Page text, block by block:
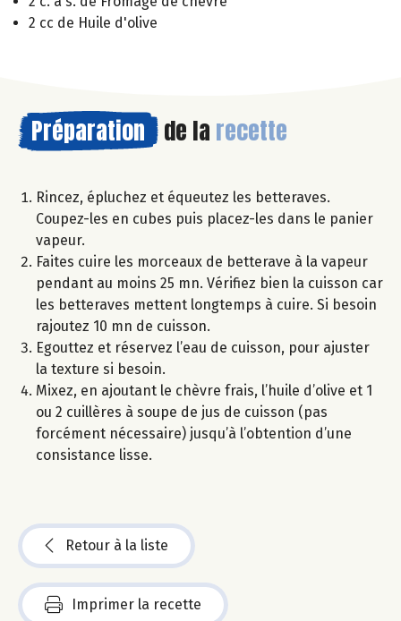
2 cc de Huile d'olive
Préparation de la recette
Rincez, épluchez et équeutez les betteraves.
Coupez-les en cubes puis placez-les dans le panier
vapeur.
Faites cuire les morceaux de betterave à la vapeur
pendant au moins 25 mn. Vérifiez bien la cuisson car
les betteraves mettent longtemps à cuire. Si besoin
rajoutez 10 mn de cuisson.
Egouttez et réservez l’eau de cuisson, pour ajuster
la texture si besoin.
Mixez, en ajoutant le chèvre frais, l’huile d’olive et 1
ou 2 cuillères à soupe de jus de cuisson (pas
forcément nécessaire) jusqu’à l’obtention d’une
consistance lisse.
Retour à la liste
Imprimer la recette